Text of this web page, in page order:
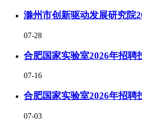
滁州市创新驱动发展研究院
07-28
合肥国家实验室2026年招聘
07-16
合肥国家实验室2026年招聘
07-03